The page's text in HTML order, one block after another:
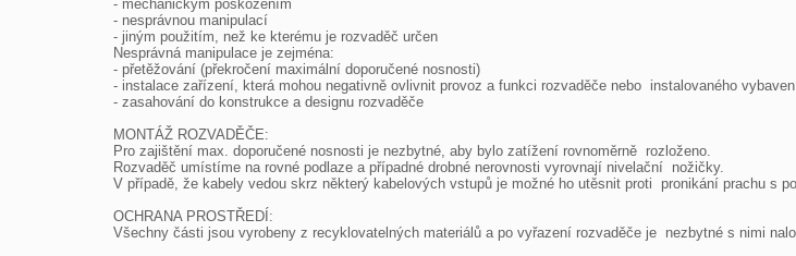
- mechanickým poškozením
- nesprávnou manipulací
- jiným použitím, než ke kterému je rozvaděč určen
Nesprávná manipulace je zejména:
- přetěžování (překročení maximální doporučené nosnosti)
- instalace zařízení, která mohou negativně ovlivnit provoz a funkci rozvaděče nebo  instalovaného
- zasahování do konstrukce a designu rozvaděče
MONTÁŽ ROZVADĚČE:
Pro zajištění max. doporučené nosnosti je nezbytné, aby bylo zatížení rovnoměrně  rozloženo.
Rozvaděč umístíme na rovné podlaze a případné drobné nerovnosti vyrovnají nivelační  nožičky.
V případě, že kabely vedou skrz některý kabelových vstupů je možné ho utěsnit proti  pronikání prachu s
OCHRANA PROSTŘEDÍ:
Všechny části jsou vyrobeny z recyklovatelných materiálů a po vyřazení rozvaděče je  nezbytné s nimi